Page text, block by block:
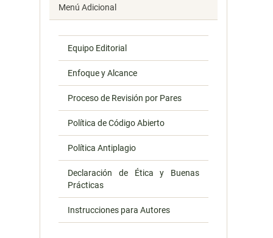
Menú Adicional
Equipo Editorial
Enfoque y Alcance
Proceso de Revisión por Pares
Política de Código Abierto
Política Antiplagio
Declaración de Ética y Buenas
Prácticas
Instrucciones para Autores